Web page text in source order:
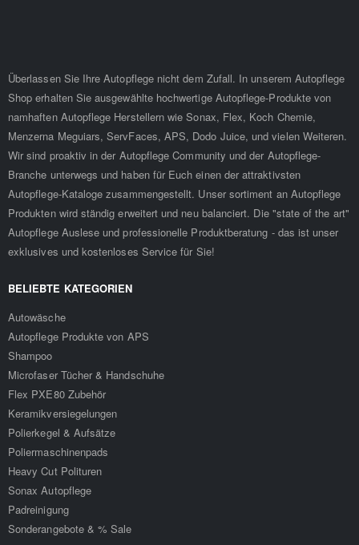
Überlassen Sie Ihre Autopflege nicht dem Zufall. In unserem Autopflege
Shop erhalten Sie ausgewählte hochwertige Autopflege-Produkte von
namhaften Autopflege Herstellern wie Sonax, Flex, Koch Chemie,
Menzerna Meguiars, ServFaces, APS, Dodo Juice, und vielen Weiteren.
Wir sind proaktiv in der Autopflege Community und der Autopflege-
Branche unterwegs und haben für Euch einen der attraktivsten
Autopflege-Kataloge zusammengestellt. Unser sortiment an Autopflege
Produkten wird ständig erweitert und neu balanciert. Die "state of the art"
Autopflege Auslese und professionelle Produktberatung - das ist unser
exklusives und kostenloses Service für Sie!
BELIEBTE KATEGORIEN
Autowäsche
Autopflege Produkte von APS
Shampoo
Microfaser Tücher & Handschuhe
Flex PXE80 Zubehör
Keramikversiegelungen
Polierkegel & Aufsätze
Poliermaschinenpads
Heavy Cut Polituren
Sonax Autopflege
Padreinigung
Sonderangebote & % Sale